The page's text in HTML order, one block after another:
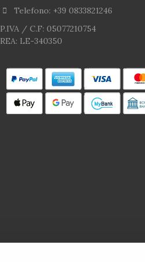
Telefono: +39 0833821246
P.IVA / C.F: 05077210754
REA: LE-340350